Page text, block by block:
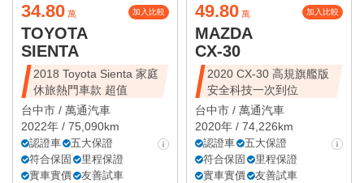
34.80 萬 加入比較
TOYOTA
SIENTA
2018 Toyota Sienta 家庭
休旅熱門車款 超值
台中市 / 萬通汽車
2022年 / 75,090km
認證車
五大保證
符合保固
里程保證
實車實價
友善試車
49.80 萬 加入比較
MAZDA
CX-30
2020 CX-30 高規旗艦版
安全科技一次到位
台中市 / 萬通汽車
2020年 / 74,226km
認證車
五大保證
符合保固
里程保證
實車實價
友善試車